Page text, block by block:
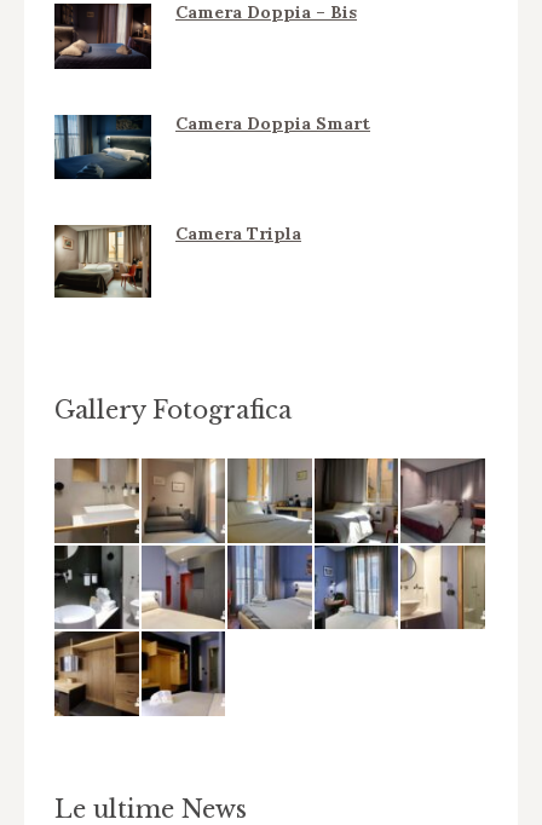
Camera Doppia – Bis
Camera Doppia Smart
Camera Tripla
Gallery Fotografica
Le ultime News